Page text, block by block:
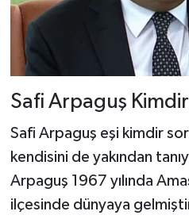
Safi Arpaguş
Safi Arpaguş eşi kimdir
kendisini de yakından
Arpaguş 1967 yılında
ilçesinde dünyaya